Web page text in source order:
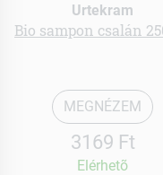
Urtekram
Bio sampon csalán
MEGNÉZEM
3169 Ft
Elérhetõ